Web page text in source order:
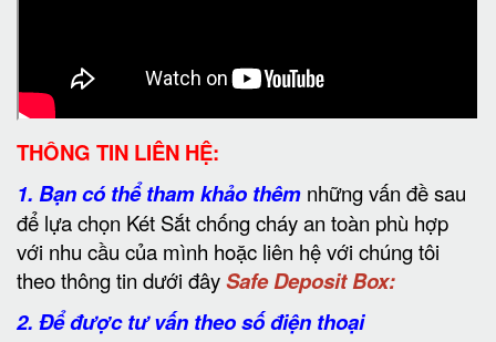
THÔNG TIN LIÊN HỆ:
1. Bạn có thể tham khảo thêm những vấn đề sau
để lựa chọn Két Sắt chống cháy an toàn phù hợp
với nhu cầu của mình hoặc liên hệ với chúng tôi
theo thông tin dưới đâySafe Deposit Box:
2. Để được tư vấn theo số điện thoại